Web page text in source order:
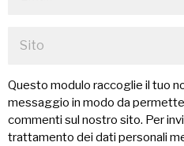
Questo modulo raccoglie il tuo
messaggio in modo da
commenti sul nostro sito. Per
trattamento dei dati personali